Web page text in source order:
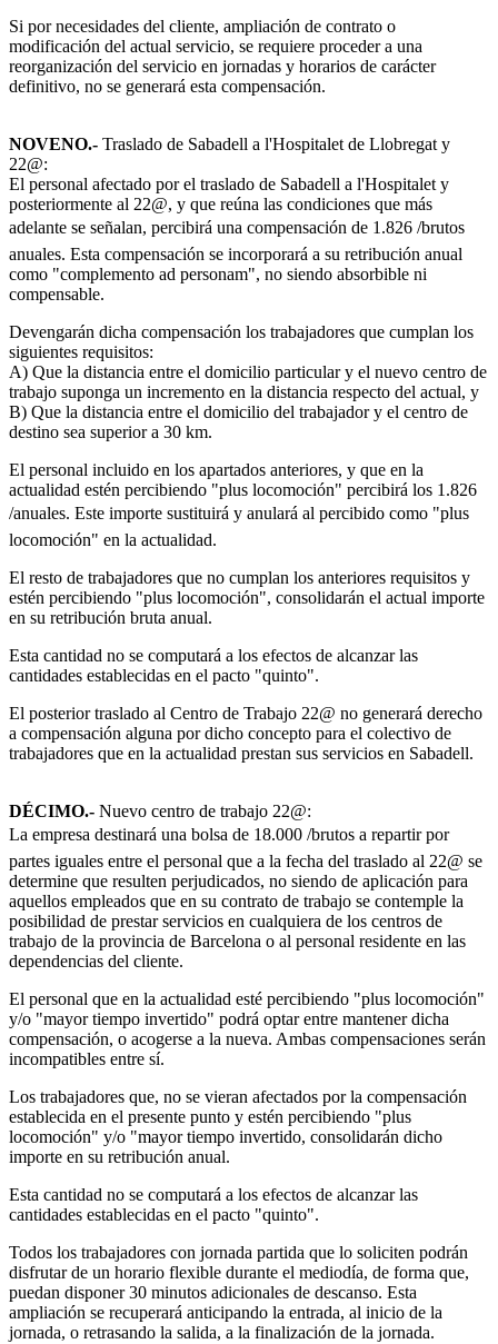
Si por necesidades del cliente, ampliación de contrato o
modificación del actual servicio, se requiere proceder a una
reorganización del servicio en jornadas y horarios de carácter
definitivo, no se generará esta compensación.
NOVENO.- Traslado de Sabadell a l'Hospitalet de Llobregat y
22@:
El personal afectado por el traslado de Sabadell a l'Hospitalet y
posteriormente al 22@, y que reúna las condiciones que más
adelante se señalan, percibirá una compensación de 1.826 /brutos
anuales. Esta compensación se incorporará a su retribución anual
como "complemento ad personam", no siendo absorbible ni
compensable.
Devengarán dicha compensación los trabajadores que cumplan los
siguientes requisitos:
A) Que la distancia entre el domicilio particular y el nuevo centro de
trabajo suponga un incremento en la distancia respecto del actual, y
B) Que la distancia entre el domicilio del trabajador y el centro de
destino sea superior a 30 km.
El personal incluido en los apartados anteriores, y que en la
actualidad estén percibiendo "plus locomoción" percibirá los 1.826
/anuales. Este importe sustituirá y anulará al percibido como "plus
locomoción" en la actualidad.
El resto de trabajadores que no cumplan los anteriores requisitos y
estén percibiendo "plus locomoción", consolidarán el actual importe
en su retribución bruta anual.
Esta cantidad no se computará a los efectos de alcanzar las
cantidades establecidas en el pacto "quinto".
El posterior traslado al Centro de Trabajo 22@ no generará derecho
a compensación alguna por dicho concepto para el colectivo de
trabajadores que en la actualidad prestan sus servicios en Sabadell.
DÉCIMO.- Nuevo centro de trabajo 22@:
La empresa destinará una bolsa de 18.000 /brutos a repartir por
partes iguales entre el personal que a la fecha del traslado al 22@ se
determine que resulten perjudicados, no siendo de aplicación para
aquellos empleados que en su contrato de trabajo se contemple la
posibilidad de prestar servicios en cualquiera de los centros de
trabajo de la provincia de Barcelona o al personal residente en las
dependencias del cliente.
El personal que en la actualidad esté percibiendo "plus locomoción"
y/o "mayor tiempo invertido" podrá optar entre mantener dicha
compensación, o acogerse a la nueva. Ambas compensaciones serán
incompatibles entre sí.
Los trabajadores que, no se vieran afectados por la compensación
establecida en el presente punto y estén percibiendo "plus
locomoción" y/o "mayor tiempo invertido, consolidarán dicho
importe en su retribución anual.
Esta cantidad no se computará a los efectos de alcanzar las
cantidades establecidas en el pacto "quinto".
Todos los trabajadores con jornada partida que lo soliciten podrán
disfrutar de un horario flexible durante el mediodía, de forma que,
puedan disponer 30 minutos adicionales de descanso. Esta
ampliación se recuperará anticipando la entrada, al inicio de la
jornada, o retrasando la salida, a la finalización de la jornada.